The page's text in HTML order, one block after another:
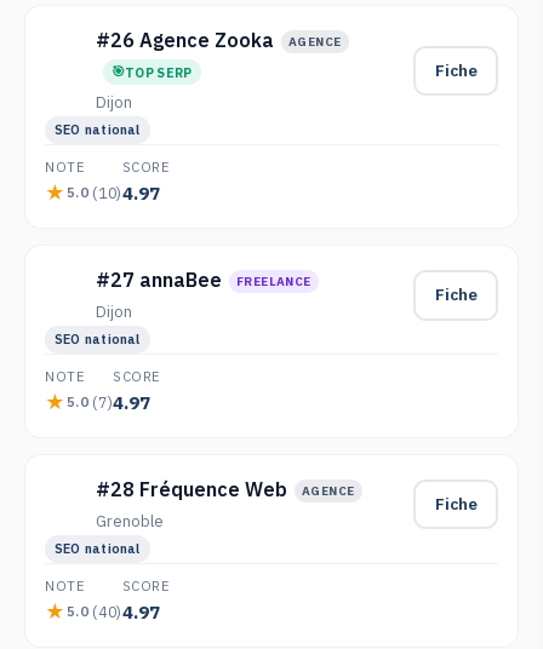
#26 Agence Zooka AGENCE
TOP SERP
Dijon
Fiche
SEO national
NOTE
5.0 (10)
SCORE
4.97
#27 annaBee FREELANCE
Dijon
Fiche
SEO national
NOTE
5.0 (7)
SCORE
4.97
#28 Fréquence Web AGENCE
Grenoble
Fiche
SEO national
NOTE
5.0 (40)
SCORE
4.97